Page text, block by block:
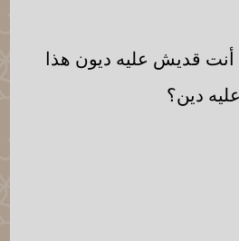
أنت قديش عليه ديون هذا
دين؟